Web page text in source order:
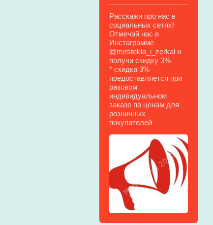
Расскажи про нас в
социальных сетях!
Отмечай нас в
Инстаграмме
@mirstekla_i_zerkal и
получи скидку 3%
* скидка 3%
предоставляется при
разовом
индивидуальном
заказе по ценам для
розничных
покупателей